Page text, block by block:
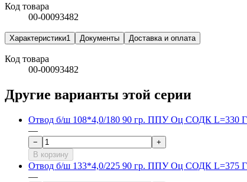
Код товара
00-00093482
Характеристики1 Документы Доставка и оплата
Код товара
00-00093482
Другие варианты этой серии
Отвод б/ш 108*4,0/180 90 гр. ППУ Оц СОДК L=330
—
−
+
В корзину
Отвод б/ш 133*4,0/225 90 гр. ППУ Оц СОДК L=375
—